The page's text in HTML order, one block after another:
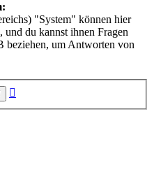
"System" können hier
du kannst ihnen Fragen
beziehen, um Antworten von
Search